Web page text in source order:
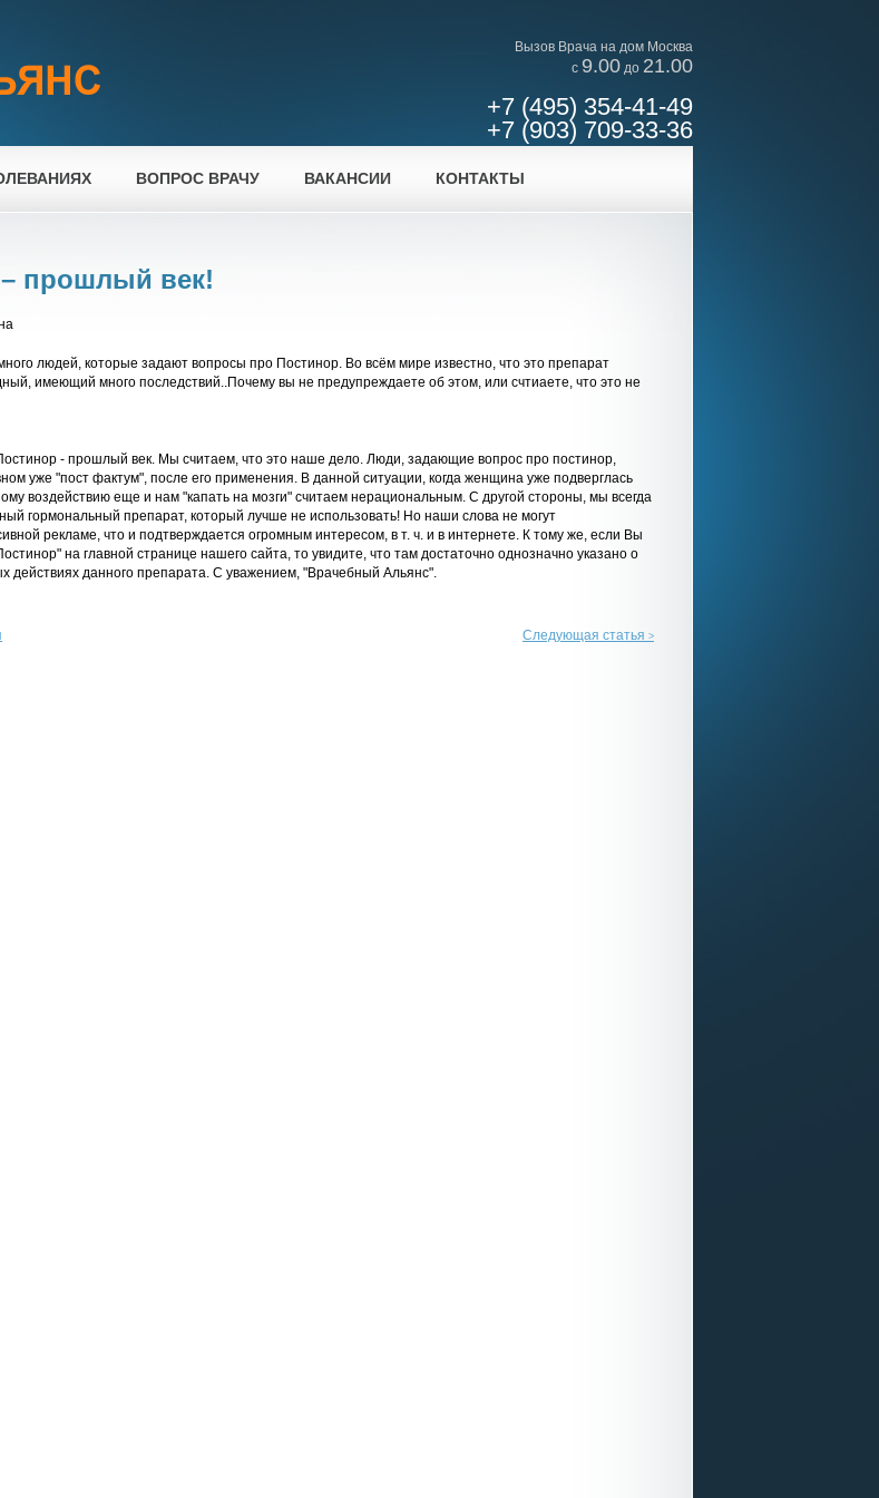
Вызов Врача на дом Москва
c 9.00 до 21.00
+7 (495) 354-41-49
+7 (903) 709-33-36
ВОПРОС ВРАЧУ ВАКАНСИИ КОНТАКТЫ
прошлый век!
людей, которые задают вопросы про Постинор. Во всём мире известно, что это препарат
имеющий много последствий..Почему вы не предупреждаете об этом, или счтиаете, что это не
- прошлый век. Мы считаем, что это наше дело. Люди, задающие вопрос про постинор,
уже "пост фактум", после его применения. В данной ситуации, когда женщина уже подверглась
воздействию еще и нам "капать на мозги" считаем нерациональным. С другой стороны, мы всегда
гормональный препарат, который лучше не использовать! Но наши слова не могут
рекламе, что и подтверждается огромным интересом, в т. ч. и в интернете. К тому же, если Вы
на главной странице нашего сайта, то увидите, что там достаточно однозначно указано о
действиях данного препарата. С уважением, "Врачебный Альянс".
Следующая статья >